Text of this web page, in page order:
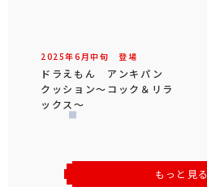
2025年6 月中旬 登場
ドラえもん アンキパン
クッション～コック＆リラ
ックス～
もっと見る